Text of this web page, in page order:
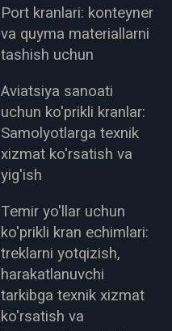
Port kranlari: konteyner
va quyma materiallarni
tashish uchun
Aviatsiya sanoati
uchun ko'prikli kranlar:
Samolyotlarga texnik
xizmat ko'rsatish va
yig'ish
Temir yo'llar uchun
ko'prikli kran echimlari:
treklarni yotqizish,
harakatlanuvchi
tarkibga texnik xizmat
ko'rsatish va